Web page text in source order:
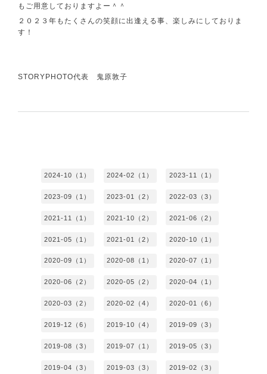
もご用意しておりますよー＾＾
２０２３年もたくさんの笑顔に出逢える事、楽しみにしておりま
す！
STORYPHOTO代表 鬼原敦子
2024-10（1） 2024-02（1） 2023-11（1）
2023-09（1） 2023-01（2） 2022-03（3）
2021-11（1） 2021-10（2） 2021-06（2）
2021-05（1） 2021-01（2） 2020-10（1）
2020-09（1） 2020-08（1） 2020-07（1）
2020-06（2） 2020-05（2） 2020-04（1）
2020-03（2） 2020-02（4） 2020-01（6）
2019-12（6） 2019-10（4） 2019-09（3）
2019-08（3） 2019-07（1） 2019-05（3）
2019-04（3） 2019-03（3） 2019-02（3）